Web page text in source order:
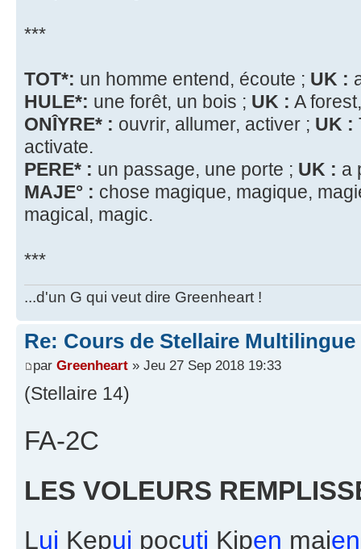
***
TOT*: un homme entend, écoute ; UK :
HULE*: une forêt, un bois ; UK : A
ONÎYRE* : ouvrir, allumer, activer ; UK :
activate.
PERE* : un passage, une porte ; UK : a
MAJE° : chose magique, magique,
magical, magic.
***
...d'un G qui veut dire Greenheart !
Re: Cours de Stellaire
par Greenheart » Jeu 27 Sep 2018 19:33
(Stellaire 14)
FA-2C
LES VOLEURS
Lui Kepui pocuti Kipen majen